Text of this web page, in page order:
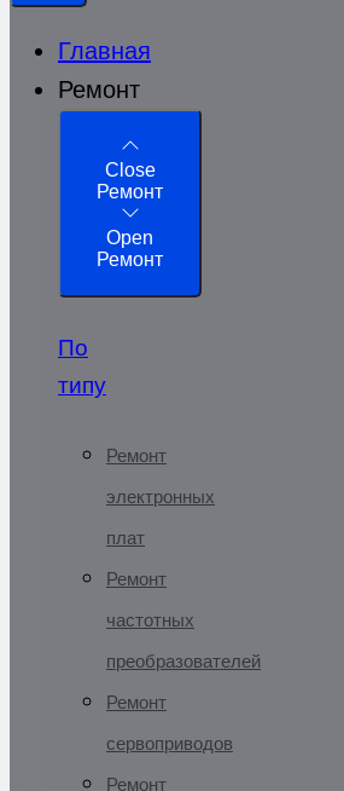
Главная
Ремонт
Close
Ремонт
Open
Ремонт
По
типу
Ремонт
электронных
плат
Ремонт
частотных
преобразователей
Ремонт
сервоприводов
Ремонт